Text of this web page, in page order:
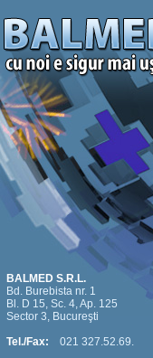
BALMED S.R.L.
Bd. Burebista nr. 1
Bl. D 15, Sc. 4, Ap. 125
Sector 3, Bucureşti
Tel./Fax:
021 327.52.69.